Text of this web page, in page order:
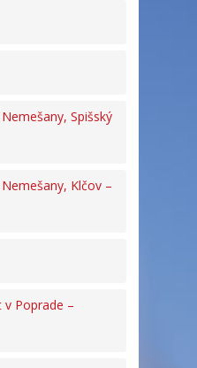
Spišský
Klčov –
v Poprade –